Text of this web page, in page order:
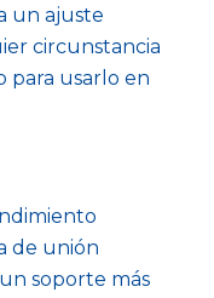
un ajuste
circunstancia
para usarlo en
de unión
soporte más